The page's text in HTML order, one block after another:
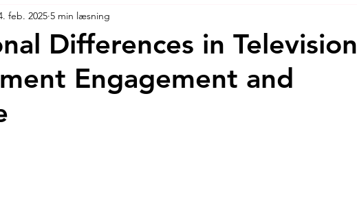
Priser
Differences in Television
Engagement and
feb. 2025 5 min læsning